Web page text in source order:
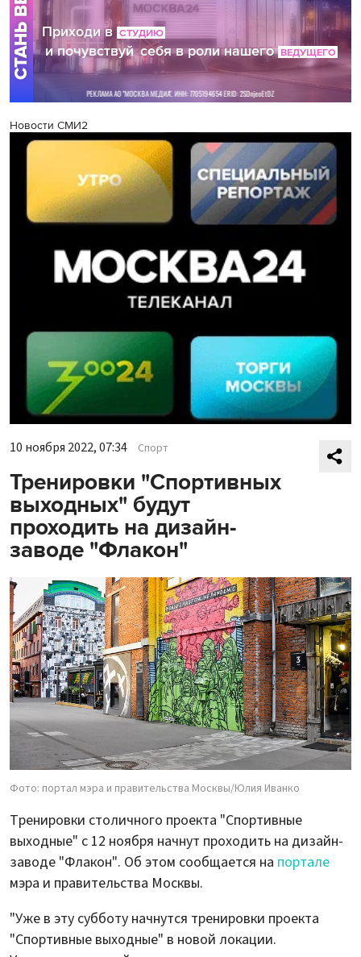
Новости СМИ2
10 ноября 2022, 07:34 Спорт
Тренировки "Спортивных
выходных" будут
проходить на дизайн-
заводе "Флакон"
Фото: портал мэра и правительства Москвы/Юлия Иванко
Тренировки столичного проекта "Спортивные
выходные" с 12 ноября начнут проходить на дизайн-
заводе "Флакон". Об этом сообщается на портале
мэра и правительства Москвы.
"Уже в эту субботу начнутся тренировки проекта
"Спортивные выходные" в новой локации.